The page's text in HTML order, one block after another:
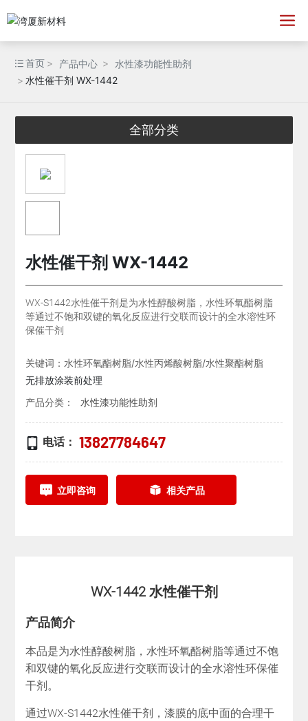
首页 产品中心
水性漆功能性助剂
水性催干剂 WX-1442
全部分类
水性催干剂 WX-1442
WX-S1442水性催干剂是为水性醇酸树脂，水性环氧酯树脂
等通过不饱和双键的氧化反应进行交联而设计的全水溶性环
保催干剂
关键词：水性环氧酯树脂/水性丙烯酸树脂/水性聚酯树脂
无排放涂装前处理
产品分类：
水性漆功能性助剂
电话： 13827784647
立即咨询 相关产品
WX-1442 水性催干剂
产品简介
本品是为水性醇酸树脂，水性环氧酯树脂等通过不饱
和双键的氧化反应进行交联而设计的全水溶性环保催
干剂。
通过WX-S1442水性催干剂，漆膜的底中面的合理干